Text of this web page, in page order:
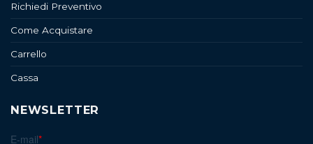
Richiedi Preventivo
Come Acquistare
Carrello
Cassa
NEWSLETTER